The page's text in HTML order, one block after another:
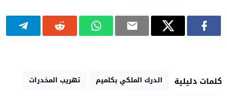
كلمات دليلية الدرك الملكي بكلميم
تهريب المخدرات